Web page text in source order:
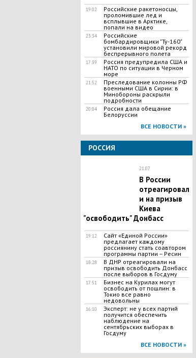
19:02
Российские ракетоносцы,
проломившие лед и
всплывшие в Арктике,
попали на видео
23:34
Российские
бомбардировщики "Ту-160"
установили мировой рекорд
беспрерывного полета
17:39
Россия предупредила США и
НАТО по ситуации в Черном
море
21:52
Преследование колонны РФ
военными США в Сирии: в
Минобороны раскрыли
подробности
20:04
Россия дала обещание
Белоруссии
ВСЕ НОВОСТИ »
РОССИЯ
21:07
В России
отреагировал
и на призыв
Киева
"освободить" Донбасс
19:12
Сайт «Единой России»
предлагает каждому
россиянину стать соавтором
программы партии – Ресин
18:28
В ДНР отреагировали на
призыв освободить Донбасс
после выборов в Госдуму
17:51
Бизнес на Курилах могут
освободить от пошлин: в
Токио все равно
недовольны
16:10
Эксперт: не у всех партий
получится обеспечить
наблюдение на
сентябрьских выборах в
Госдуму
ВСЕ НОВОСТИ »